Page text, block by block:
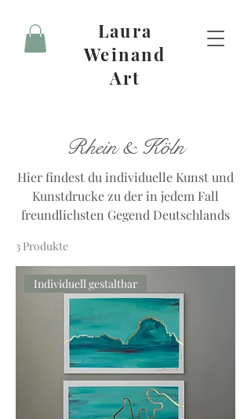
Laura
Weinand
Art
Rhein & Köln
Hier findest du individuelle Kunst und
Kunstdrucke zu der in jedem Fall
freundlichsten Gegend Deutschlands
3 Produkte
Individuell gestaltbar